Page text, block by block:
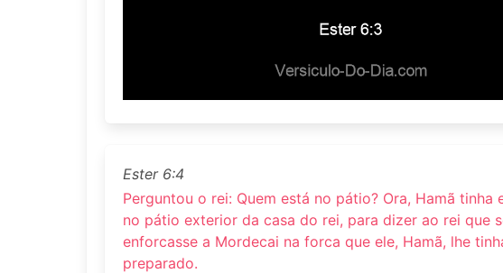
Ester 6:4
Perguntou o rei: Quem está no pátio? Ora, Hamã tinha
no pátio exterior da casa do rei, para dizer ao rei que
enforcasse a Mordecai na forca que ele, Hamã, lhe
preparado.